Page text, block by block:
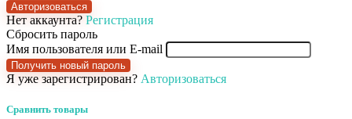
Авторизоваться
Нет аккаунта? Регистрация
Сбросить пароль
Имя пользователя или E-mail
Получить новый пароль
Я уже зарегистрирован? Авторизоваться
Сравнить товары